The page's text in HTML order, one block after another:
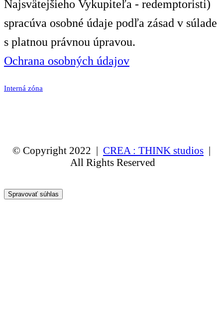
Najsvätejšieho Vykupiteľa - redemptoristi)
spracúva osobné údaje podľa zásad v súlade
s platnou právnou úpravou.
Ochrana osobných údajov
Interná zóna
© Copyright 2022 | CREA : THINK studios |
All Rights Reserved
Spravovať súhlas